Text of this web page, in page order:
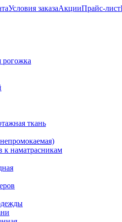
Условия заказаАкцииПрайс-лист
рогожка
ткань
к наматрасникам